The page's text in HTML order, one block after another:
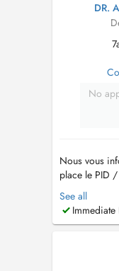
DR.
No
Nous vous
place le PID /
payerez plus
la CNS EN
SARMADI,
See all
Immediate